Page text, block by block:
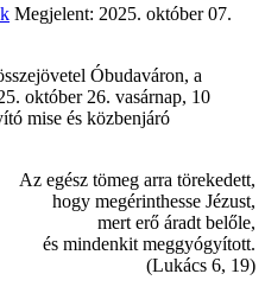
Megjelent: 2025. október 07.
Óbudaváron, a
október 26. vasárnap, 10
mise és közbenjáró
Az egész tömeg arra törekedett,
hogy megérinthesse Jézust,
mert erő áradt belőle,
és mindenkit meggyógyított.
(Lukács 6, 19)